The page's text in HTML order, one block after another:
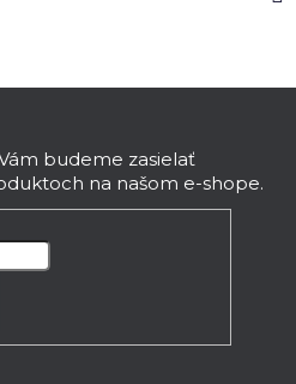
budeme zasielať
na našom e-shope.